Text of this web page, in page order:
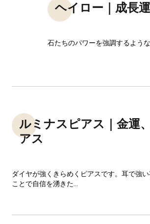
ヘイロー｜成長
石たちのパワーを強調するよう
ルミナスピアス｜金運
アス
ダイヤが強くきらめくピアスです。耳で強
ことで自信を湧きた...